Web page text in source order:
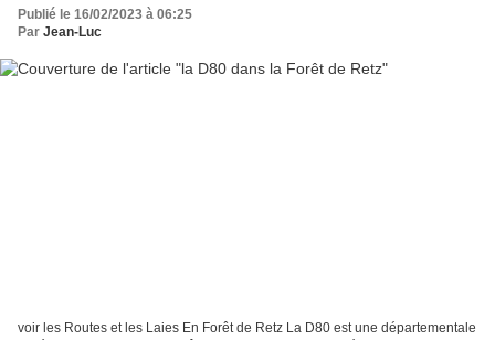
Publié le 16/02/2023 à 06:25
Par Jean-Luc
voir les Routes et les Laies En Forêt de Retz La D80 est une départementale